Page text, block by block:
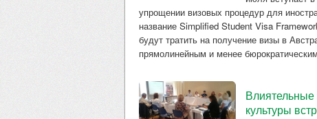
упрощении визовых процедур для
название Simplified Student Visa
будут тратить на получение визы в
прямолинейным и менее
Влиятельные
культуры